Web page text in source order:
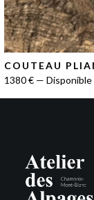
COUTEAU
1380 € —